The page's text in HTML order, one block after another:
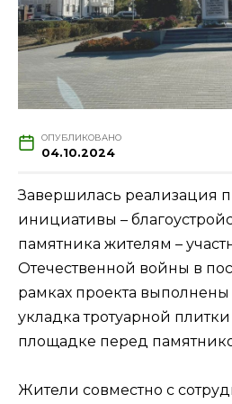
ОПУБЛИКОВАНО
04.10.2024
Завершилась реализация
инициативы –
памятника жителям –
Отечественной войны в
рамках проекта
укладка тротуарной
площадке перед
Жители совместно с